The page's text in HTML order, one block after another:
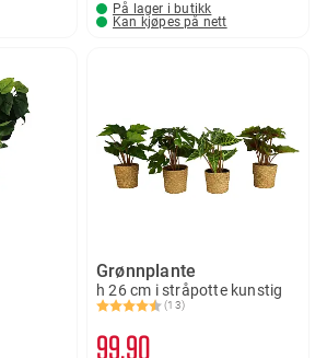
På lager i butikk
Kan kjøpes på nett
Grønnplante
h 26 cm i stråpotte kunstig
Karakter:
(13)
4.2 av 5 mulige
99 90